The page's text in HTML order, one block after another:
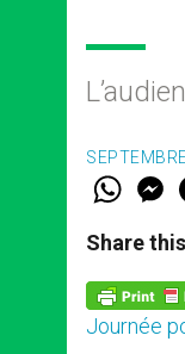
W
t
s
A
p
p
e
s
e
n
g
e
r
Share
Journée